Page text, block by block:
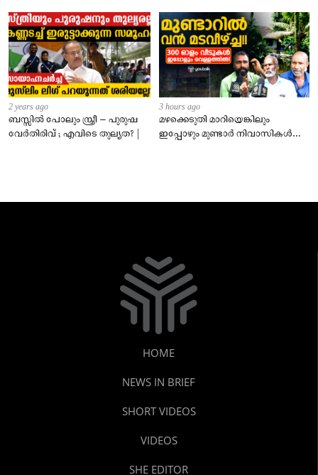
2 years ago
ബസ്സിൽ പോലും സ്ത്രീ – പുരുഷ
വേർതിരിവ് ; എവിടെ തുല്യത? |
3 hours ago
മഴക്കെടുതി മാറിയെങ്കിലും
ഇപ്പോഴും മുണ്ടാർ നിവാസികൾ
HOME
NEWS IN BRIEF
SHORT VIDEOS
VIDEOS
SHE EDITOR